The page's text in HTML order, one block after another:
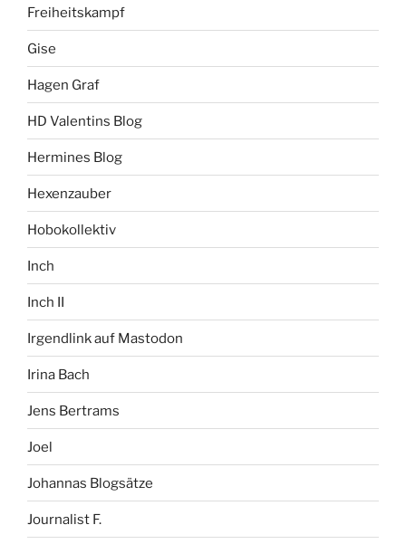
Freiheitskampf
Gise
Hagen Graf
HD Valentins Blog
Hermines Blog
Hexenzauber
Hobokollektiv
Inch
Inch II
Irgendlink auf Mastodon
Irina Bach
Jens Bertrams
Joel
Johannas Blogsätze
Journalist F.